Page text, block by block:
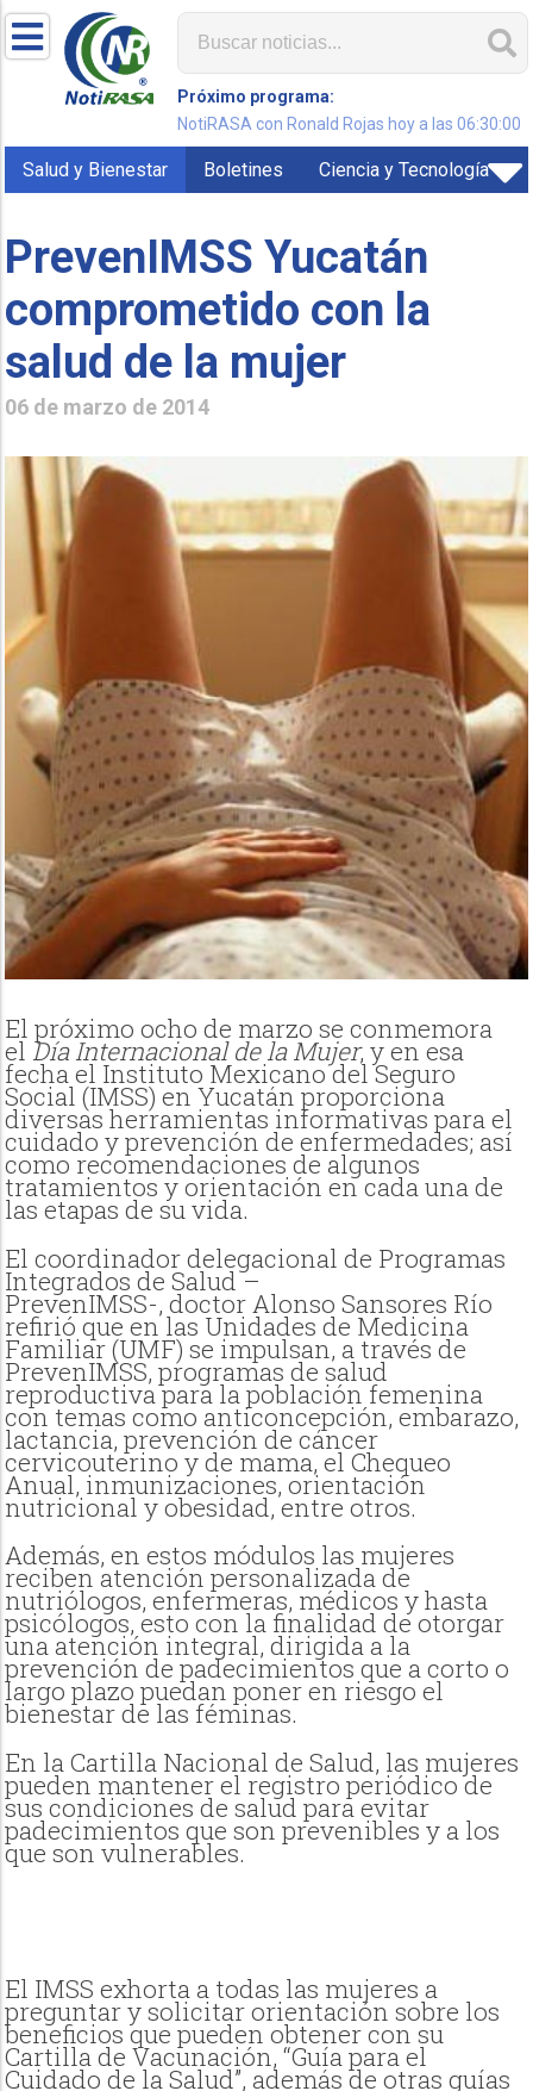
Próximo programa:
NotiRASA con Ronald Rojas hoy a las 06:30:00
Salud y Bienestar Boletines Ciencia y Tecnología
PrevenIMSS Yucatán
comprometido con la
salud de la mujer
06 de marzo de 2014
El próximo ocho de marzo se conmemora
el Día Internacional de la Mujer, y en esa
fecha el Instituto Mexicano del Seguro
Social (IMSS) en Yucatán proporciona
diversas herramientas informativas para el
cuidado y prevención de enfermedades; así
como recomendaciones de algunos
tratamientos y orientación en cada una de
las etapas de su vida.
El coordinador delegacional de Programas
Integrados de Salud –
PrevenIMSS-, doctorAlonso Sansores Río
refirió que en las Unidades de Medicina
Familiar (UMF) se impulsan, a través de
PrevenIMSS, programas de salud
reproductiva para la población femenina
con temas como anticoncepción, embarazo,
lactancia, prevención de cáncer
cervicouterino y de mama, el Chequeo
Anual, inmunizaciones, orientación
nutricional y obesidad, entre otros.
Además, en estos módulos las mujeres
reciben atención personalizada de
nutriólogos, enfermeras, médicos y hasta
psicólogos, esto con la finalidad de otorgar
una atención integral, dirigida a la
prevención de padecimientos que a corto o
largo plazo puedan poner en riesgo el
bienestar de las féminas.
En la Cartilla Nacional de Salud, las mujeres
pueden mantener el registro periódico de
sus condiciones de salud para evitar
padecimientos que son prevenibles y a los
que son vulnerables.
El IMSS exhorta a todas las mujeres a
preguntar y solicitar orientación sobre los
beneficios que pueden obtener con su
Cartilla de Vacunación, “Guía para el
Cuidado de la Salud”, además de otras guías